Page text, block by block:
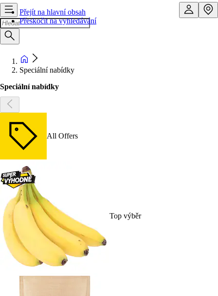
Přejít na hlavní obsah
Přeskočit na vyhledávání
Speciální nabídky
Speciální nabídky
All Offers
Top výběr